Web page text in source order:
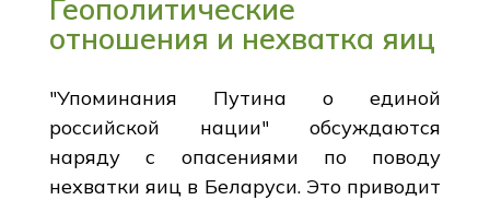
Геополитические
отношения и нехватка яиц
"Упоминания Путина о единой
российской нации" обсуждаются
наряду с опасениями по поводу
нехватки яиц в Беларуси. Это приводит